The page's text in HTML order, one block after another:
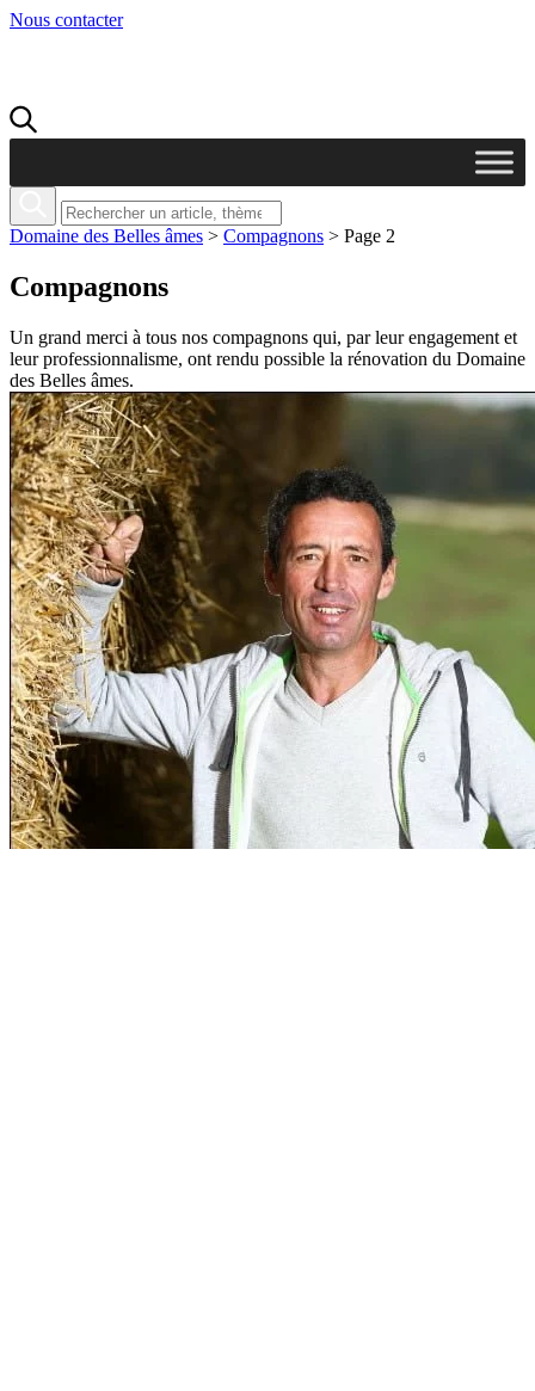
Nous contacter
Domaine des Belles âmes > Compagnons > Page 2
Compagnons
Un grand merci à tous nos compagnons qui, par leur engagement et
leur professionnalisme, ont rendu possible la rénovation du Domaine
des Belles âmes.